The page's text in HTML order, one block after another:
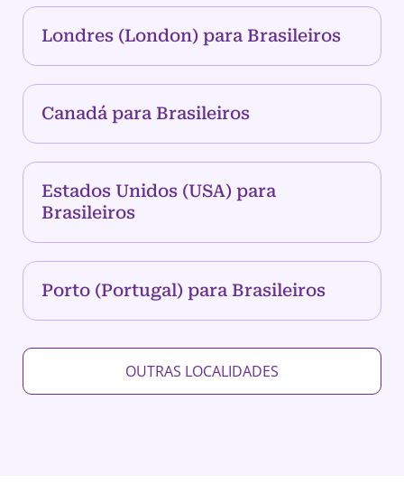
Londres (London) para Brasileiros
Canadá para Brasileiros
Estados Unidos (USA) para
Brasileiros
Porto (Portugal) para Brasileiros
OUTRAS LOCALIDADES